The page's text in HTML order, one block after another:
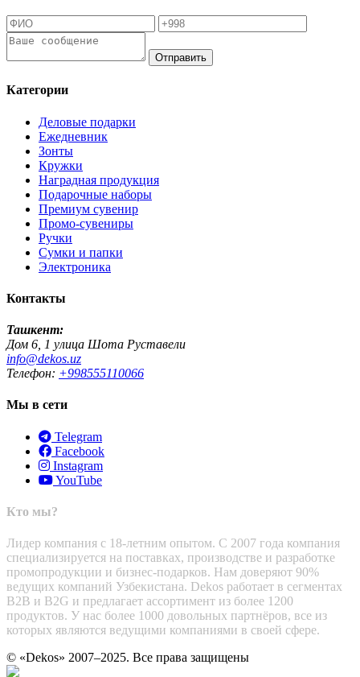
Отправить
Категории
Деловые подарки
Ежедневник
Зонты
Кружки
Наградная продукция
Подарочные наборы
Премиум сувенир
Промо-сувениры
Ручки
Сумки и папки
Электроника
Контакты
Ташкент:
Дом 6, 1 улица Шота Руставели
info@dekos.uz
Телефон: +998555110066
Мы в сети
Telegram
Facebook
Instagram
YouTube
Кто мы?
Лидер компания с 18-летним опытом. С 2007 года компания
специализируется на поставках, производстве и разработке
промопродукции и бизнес-подарков. Нам доверяют 90%
ведущих компаний Узбекистана. Dekos работает в сегментах
B2B и B2G и предлагает ассортимент из более 1200
продуктов. У нас более 1000 довольных партнёров, все из
которых являются ведущими компаниями в своей сфере.
© «Dekos» 2007–2025. Все права защищены